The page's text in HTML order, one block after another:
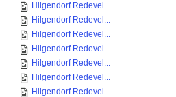
Hilgendorf Redevel...
Hilgendorf Redevel...
Hilgendorf Redevel...
Hilgendorf Redevel...
Hilgendorf Redevel...
Hilgendorf Redevel...
Hilgendorf Redevel...